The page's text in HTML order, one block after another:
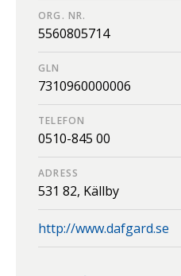
ORG. NR.
5560805714
GLN
7310960000006
TELEFON
0510-845 00
ADRESS
531 82, Källby
http://www.dafgard.se